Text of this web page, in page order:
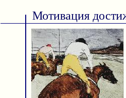
Мотивация